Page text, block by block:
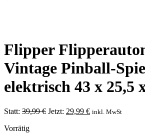
Flipper
Vintage Pinball-
elektrisch 43 x 25,5
Statt: 39,99€ Ursprünglicher
Jetzt: 29,99 €Aktueller
inkl. MwSt
Vorrätig